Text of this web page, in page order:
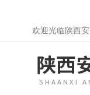
欢迎光临陕西